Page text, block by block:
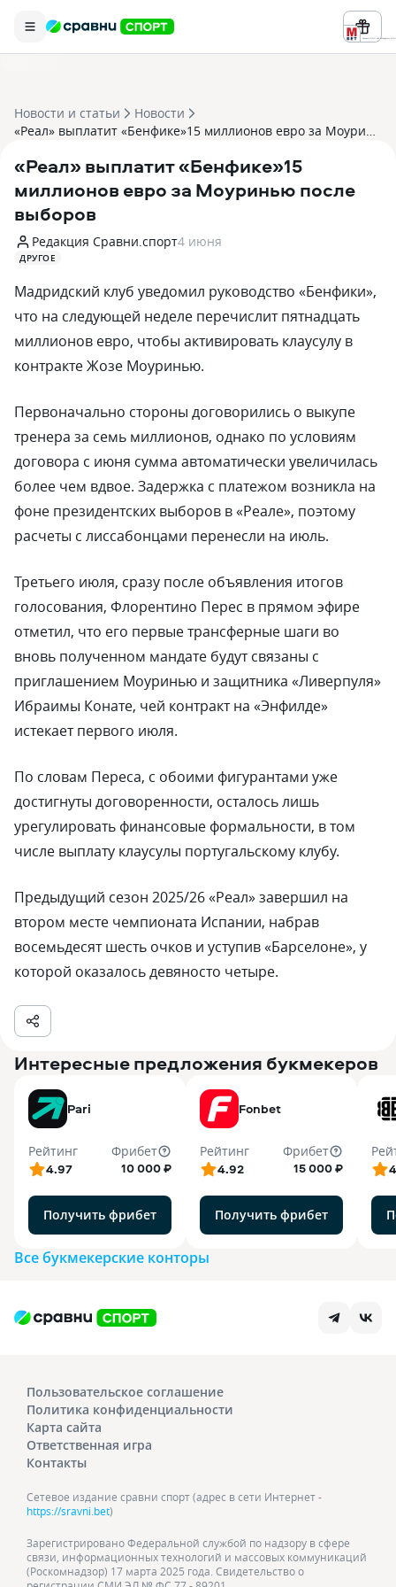
Реклама ООО «БК «Марафон» ИНН
Новости и статьи
Новости
«Реал» выплатит «Бенфике»15 миллионов евро за Моуринью после выборов
«Реал» выплатит «Бенфике»15
миллионов евро за Моуринью после
выборов
Редакция Сравни.спорт4 июня
ДРУГОЕ
Мадридский клуб уведомил руководство «Бенфики»,
что на следующей неделе перечислит пятнадцать
миллионов евро, чтобы активировать клаусулу в
контракте Жозе Моуринью.
Первоначально стороны договорились о выкупе
тренера за семь миллионов, однако по условиям
договора с июня сумма автоматически увеличилась
более чем вдвое. Задержка с платежом возникла на
фоне президентских выборов в «Реале», поэтому
расчеты с лиссабонцами перенесли на июль.
Третьего июля, сразу после объявления итогов
голосования, Флорентино Перес в прямом эфире
отметил, что его первые трансферные шаги во
вновь полученном мандате будут связаны с
приглашением Моуринью и защитника «Ливерпуля»
Ибраимы Конате, чей контракт на «Энфилде»
истекает первого июля.
По словам Переса, с обоими фигурантами уже
достигнуты договоренности, осталось лишь
урегулировать финансовые формальности, в том
числе выплату клаусулы португальскому клубу.
Предыдущий сезон 2025/26 «Реал» завершил на
втором месте чемпионата Испании, набрав
восемьдесят шесть очков и уступив «Барселоне», у
которой оказалось девяносто четыре.
Интересные предложения букмекеров
Pari
Рейтинг
4.97
Фрибет
10 000 ₽
Получить фрибет
Fonbet
Рейтинг
4.92
Фрибет
15 000 ₽
Получить фрибет
Все букмекерские конторы
Пользовательское соглашение
Политика конфиденциальности
Карта сайта
Ответственная игра
Контакты
Сетевое издание сравни спорт (адрес в сети Интернет -
https://sravni.bet)
Зарегистрировано Федеральной службой по надзору в сфере
связи, информационных технологий и массовых коммуникаций
(Роскомнадзор) 17 марта 2025 года. Свидетельство о